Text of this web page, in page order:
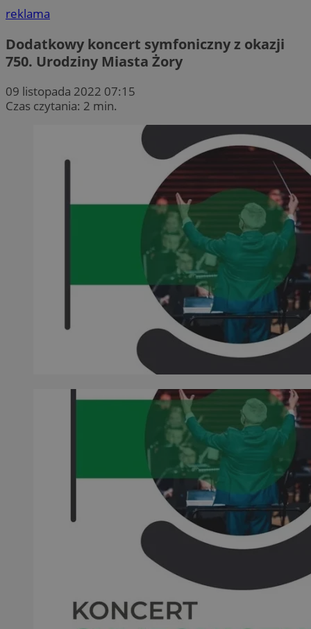
reklama
Dodatkowy koncert symfoniczny z okazji
750. Urodziny Miasta Żory
09 listopada 2022 07:15
Czas czytania: 2 min.